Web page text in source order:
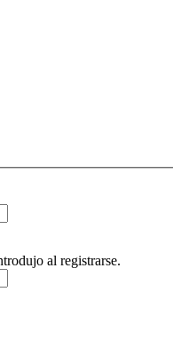
al registrarse.